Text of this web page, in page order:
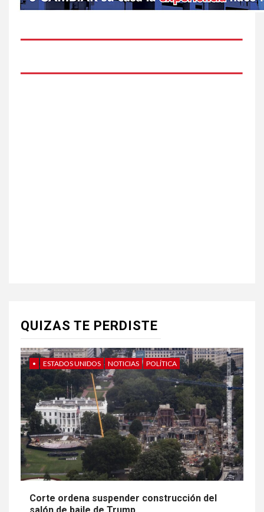
QUIZAS TE PERDISTE
• ESTADOS UNIDOS NOTICIAS POLÍTICA
Corte ordena suspender construcción del